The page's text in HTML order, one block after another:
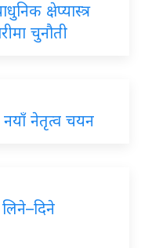
क्षेप्यास्त्र
चुनौती
नयाँ नेतृत्व चयन
लिने–दिने